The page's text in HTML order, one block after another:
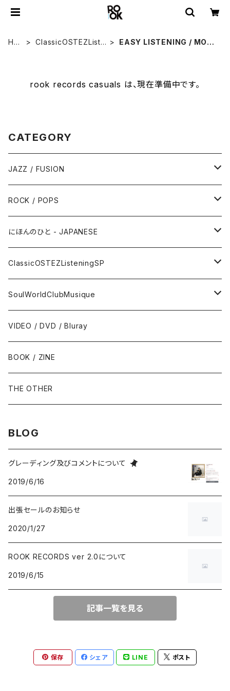
HO
ClassicOSTEZListe
EASY LISTENING / MOO
rook records casuals は、現在準備中です。
CATEGORY
JAZZ / FUSION
ピアノ - Piano
サックス - Saxophone
トランペット - Trumpet
トロンボーン - Trombone
フルート/クラリネット - Flute / Clarinet
ヴァイヴ/オルガン - Vibraphone/organ
ギター・ベース・ドラム - g / b / ds
Accordion / Bandoneon
group / session
BLUE NOTE
にほんのJAZZ
big band / trad / swing
ROCK / POPS
50s-60s POPULAR VOCAL / OLDIES
SURF / INSTRO
FOLK / SSW
COUNTRY / BLUEGRASS
HILLBILLY / ROCKABILLY / R&R
70s-moderns POPS
NEO ROCKABILLY / PSYCHOBILLY
PROGRESSIVE ROCK / PSYCHEDELIA
GARAGE PUNK / TRASH PUNK
POWER POP / NEO MOD / PUB ROCK
PUNK ROCK
POP PUNK / MELODIC PUNK
にほんのひと - JAPANESE
グループサウンズ - GS
にほんのポップス
アイドル
ニューミュージック / にほんのフォーク
にほんのロック
にほんのハードロック・ヘヴィメタル
歌謡曲
演歌 / 懐メロ
民謡・音頭・俗謡
落語・浪曲・芸能
ClassicOSTEZListeningSP
CLASSIC
サウンド・トラック/映画音楽 - SOUNDTRACKS
にほんのテレビ主題歌・テーマ
COMEDY / SPOKEN WORD / READING
NOVELTY / SABPM
現代音楽Contemporary / PostModern
AVANT / EXPERIMENTAL / NOISE
NEW AGE / HEALING
SP
SoulWorldClubMusique
SOUL / FUNK
BLUES
GOSPEL / CCM
ROOTS REGGAE / DUB
FOLKLORE - フォルクローレ
HAWAIIAN
LATIN / BRASIL / BOSSA NOVA
AFRO / CUBAN
VIDEO / DVD / Bluray
BOOK / ZINE
THE OTHER
BLOG
グレーディング及びコメントについて
2019/6/16
出張セールのお知らせ
2020/1/27
ROOK RECORDS ver 2.0について
2019/6/15
記事一覧を見る
保存 シェア LINE ポスト